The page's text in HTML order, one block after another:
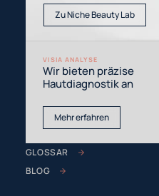
Zu Niche Beauty Lab
VISIA ANALYSE
Wir bieten präzise
Hautdiagnostik an
Mehr erfahren
GLOSSAR
BLOG